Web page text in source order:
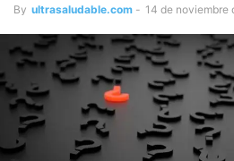
By ultrasaludable.com - 14 de noviembre